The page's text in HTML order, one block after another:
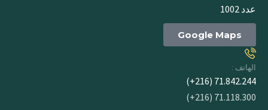
عدد 1002
Google Maps
الهاتف :
71.842.244 (216+)
71.118.300 (216+)